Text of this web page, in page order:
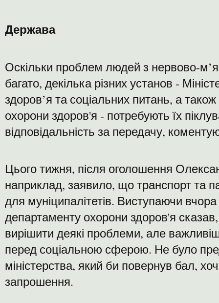
Держава
Оскільки проблем людей з нервово-
багато, декілька різних установ -
здоров’я та соціальних питань, а
охорони здоров'я - потребують їх
відповідальність за передачу,
Цього тижня, після оголошення
наприклад, заявило, що транспорт та
для муніципалітетів. Виступаючи
департаменту охорони здоров'я
вирішити деякі проблеми, але
перед соціальною сферою. Не було
міністерства, який би повернув бал,
запрошення.